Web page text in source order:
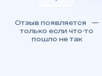
Отзыв появляется —
только если что-то
пошло не так